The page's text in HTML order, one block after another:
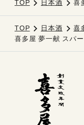
TOP 日本酒 喜
TOP 日本酒
喜
喜多屋 夢一献 スパ